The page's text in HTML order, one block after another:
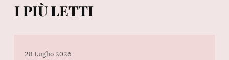
I PIÙ LETTI
28 Luglio 2026